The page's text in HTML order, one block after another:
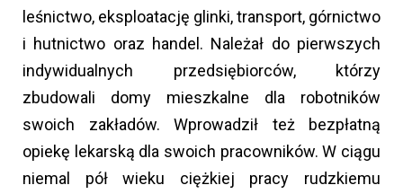
leśnictwo, eksploatację glinki, transport, górnictwo
i hutnictwo oraz handel. Należał do pierwszych
indywidualnych przedsiębiorców, którzy
zbudowali domy mieszkalne dla robotników
swoich zakładów. Wprowadził też bezpłatną
opiekę lekarską dla swoich pracowników. W ciągu
niemal pół wieku ciężkiej pracy rudzkiemu